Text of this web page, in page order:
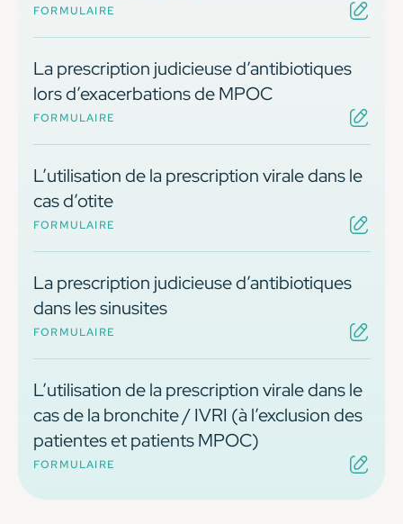
FORMULAIRE
La prescription judicieuse d’antibiotiques
lors d’exacerbations de MPOC
FORMULAIRE
L’utilisation de la prescription virale dans le
cas d’otite
FORMULAIRE
La prescription judicieuse d’antibiotiques
dans les sinusites
FORMULAIRE
L’utilisation de la prescription virale dans le
cas de la bronchite / IVRI (à l’exclusion des
patientes et patients MPOC)
FORMULAIRE